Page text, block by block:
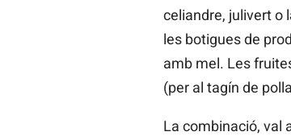
celiandre, julivert o
les botigues de
amb mel. Les
(per al tagín de
La combinació, val